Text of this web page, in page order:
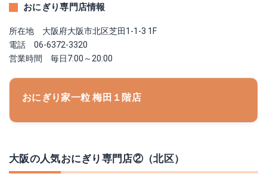
おにぎり専門店情報
所在地 大阪府大阪市北区芝田1-1-3 1F
電話 06-6372-3320
営業時間 毎日7:00～20:00
おにぎり家一粒 梅田１階店
大阪の人気おにぎり専門店②（北区）